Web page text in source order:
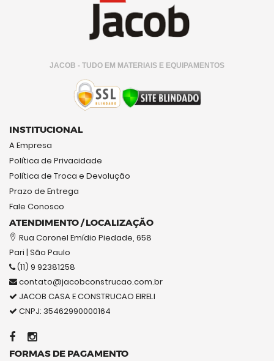
JACOB - TUDO EM MATERIAIS E EQUIPAMENTOS
INSTITUCIONAL
A Empresa
Política de Privacidade
Política de Troca e Devolução
Prazo de Entrega
Fale Conosco
ATENDIMENTO / LOCALIZAÇÃO
Rua Coronel Emídio Piedade, 658
Pari | São Paulo
(11) 9 92381258
contato@jacobconstrucao.com.br
JACOB CASA E CONSTRUCAO EIRELI
CNPJ: 35462990000164
FORMAS DE PAGAMENTO